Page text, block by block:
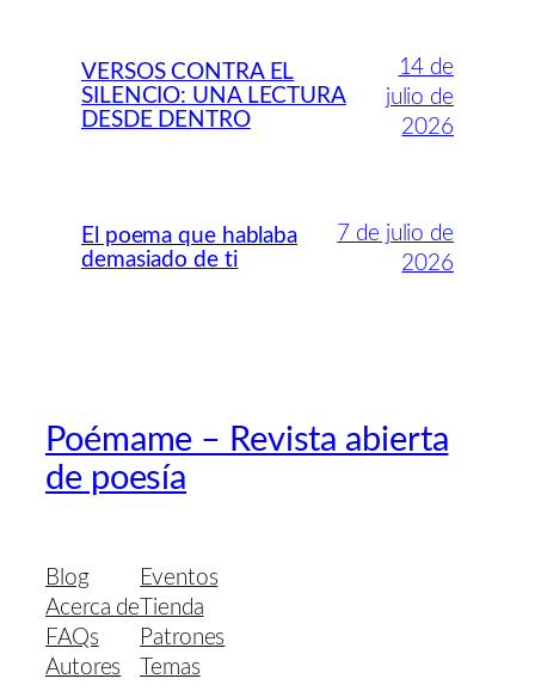
VERSOS CONTRA EL
SILENCIO: UNA LECTURA
DESDE DENTRO
14 de
julio de
2026
El poema que hablaba
demasiado de ti
7 de julio de
2026
Poémame – Revista abierta
de poesía
Blog
Acerca de
FAQs
Autores
Eventos
Tienda
Patrones
Temas